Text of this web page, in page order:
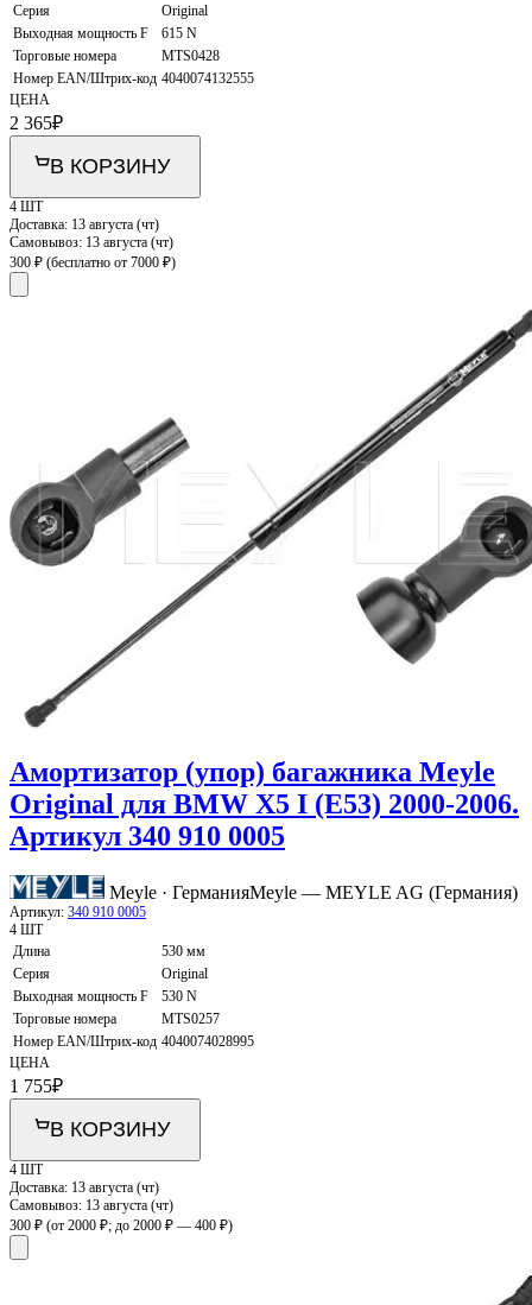
Серия
Original
Выходная мощность F
615 N
Торговые номера
MTS0428
Номер EAN/Штрих-код 4040074132555
ЦЕНА
2 365₽
В КОРЗИНУ
4 ШТ
Доставка: 13 августа (чт)
Самовывоз: 13 августа (чт)
300 ₽ (бесплатно от 7000 ₽)
Амортизатор (упор) багажника Meyle
Original для BMW X5 I (E53) 2000-2006.
Артикул 340 910 0005
Meyle · ГерманияMeyle — MEYLE AG (Германия)
Артикул: 340 910 0005
4 ШТ
Длина
530 мм
Серия
Original
Выходная мощность F
530 N
Торговые номера
MTS0257
Номер EAN/Штрих-код 4040074028995
ЦЕНА
1 755₽
В КОРЗИНУ
4 ШТ
Доставка: 13 августа (чт)
Самовывоз: 13 августа (чт)
300 ₽ (от 2000 ₽; до 2000 ₽ — 400 ₽)